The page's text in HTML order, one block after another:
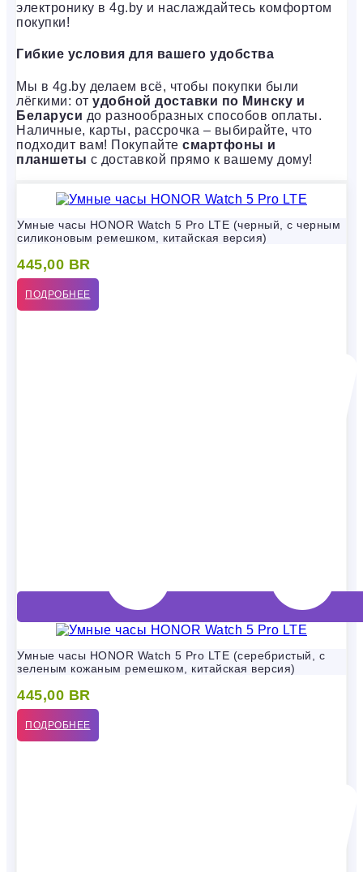
электронику в 4g.by и наслаждайтесь комфортом
покупки!
Гибкие условия для вашего удобства
Мы в 4g.by делаем всё, чтобы покупки были
лёгкими: от удобной доставки по Минску и
Беларуси до разнообразных способов оплаты.
Наличные, карты, рассрочка – выбирайте, что
подходит вам! Покупайте смартфоны и
планшеты с доставкой прямо к вашему дому!
Умные часы HONOR Watch 5 Pro LTE (черный, с черным
силиконовым ремешком, китайская версия)
445,00 BR
ПОДРОБНЕЕ
Умные часы HONOR Watch 5 Pro LTE (серебристый, с
зеленым кожаным ремешком, китайская версия)
445,00 BR
ПОДРОБНЕЕ